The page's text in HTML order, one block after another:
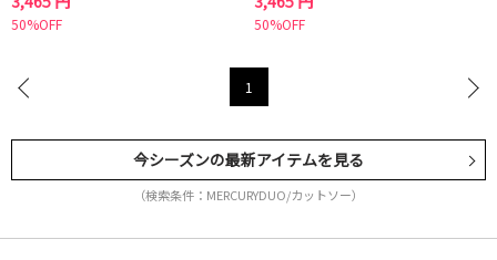
50%OFF 50%OFF
1
今シーズンの最新アイテムを見る
（検索条件：MERCURYDUO/カットソー）